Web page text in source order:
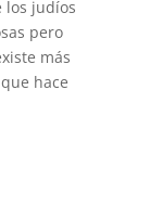
los judíos
pero
más
hace